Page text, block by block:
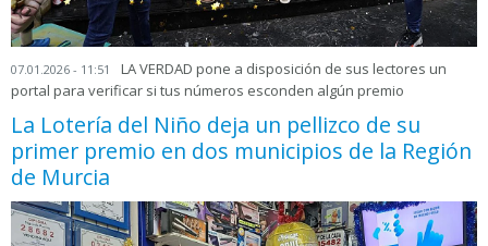
07.01.2026 - 11:51
LA VERDAD pone a disposición de sus lectores un
portal para verificar si tus números esconden algún premio
La Lotería del Niño deja un pellizco de su
primer premio en dos municipios de la Región
de Murcia